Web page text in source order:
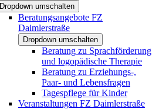
Dropdown umschalten
Beratungsangebote FZ
Daimlerstraße
Dropdown umschalten
Beratung zu Sprachförderung
und logopädische Therapie
Beratung zu Erziehungs-,
Paar- und Lebensfragen
Tagespflege für Kinder
Veranstaltungen FZ Daimlerstraße